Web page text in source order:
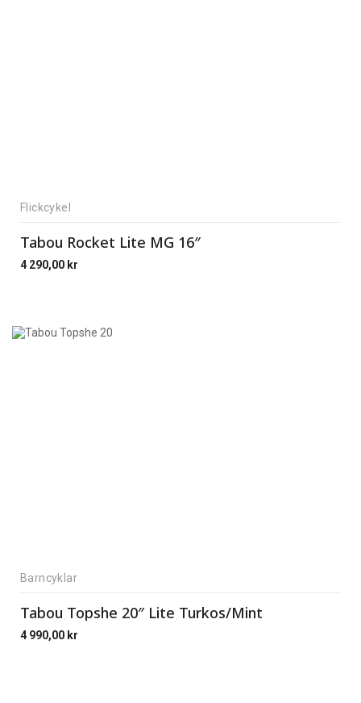
Flickcykel
Tabou Rocket Lite MG 16″
4 290,00 kr
Barncyklar
Tabou Topshe 20″ Lite Turkos/Mint
4 990,00 kr